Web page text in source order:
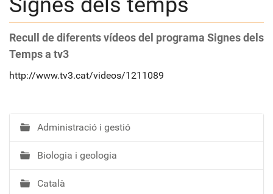
Recull de diferents vídeos del programa Signes dels
Temps a tv3
http://www.tv3.cat/videos/1211089
N
a
v
e
g
Administració i gestió
Biologia i geologia
Català